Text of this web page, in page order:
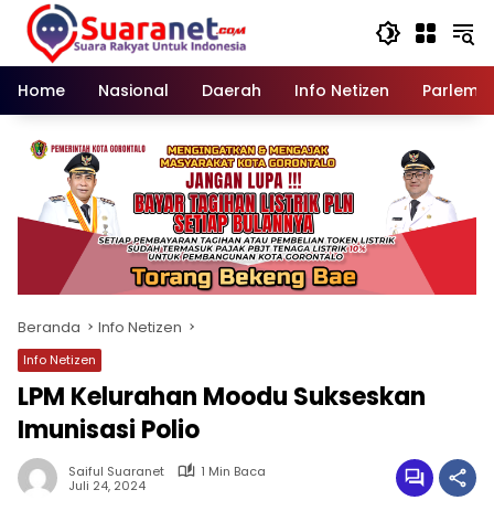
Langsung
konten
Home
Nasional Daerah Info Netizen
Beranda Info Netizen
Info Netizen
LPM Kelurahan Moodu Sukseskan
Imunisasi Polio
Saiful Suaranet
1 Min Baca
Juli 24, 2024